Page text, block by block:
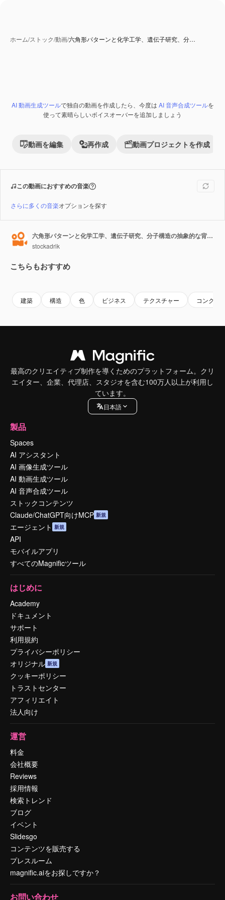
ホーム/ストック/動画/六角形パターンと化学工学、遺伝子研究、分…
Premium
AI 動画生成ツールで独自の動画を作成したら、今度は AI 音声合成ツールを
使って素晴らしいボイスオーバーを追加しましょう
動画を編集 再作成 動画プロジェクトを作成
この動画におすすめの音楽
さらに多くの音楽オプションを探す
六角形パターンと化学工学、遺伝子研究、分子構造の抽象的な背景。灰色のループする幾何学的なモーショングラフィックス。
stockadrik
こちらもおすすめ
建築 構造 色 ビジネス テクスチャー コンクリ
最高のクリエイティブ制作を導くためのプラットフォーム。クリ
エイター、企業、代理店、スタジオを含む100万人以上が利用し
ています。
日本語
製品
Spaces
AI アシスタント
AI 画像生成ツール
AI 動画生成ツール
AI 音声合成ツール
ストックコンテンツ
Claude/ChatGPT向けMCP 新規
エージェント 新規
API
モバイルアプリ
すべてのMagnificツール
はじめに
Academy
ドキュメント
サポート
利用規約
プライバシーポリシー
オリジナル 新規
クッキーポリシー
トラストセンター
アフィリエイト
法人向け
運営
料金
会社概要
Reviews
採用情報
検索トレンド
ブログ
イベント
Slidesgo
コンテンツを販売する
プレスルーム
magnific.aiをお探しですか？
お問い合わせ